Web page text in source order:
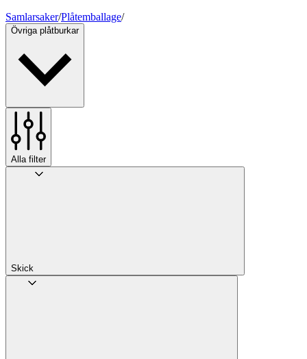
Samlarsaker/Plåtemballage/
Övriga plåtburkar
Alla filter
Skick